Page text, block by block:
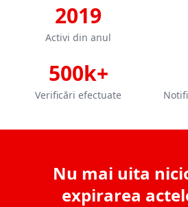
2019
Activi din anul
500k+
Verificări efectuate
Nu mai uita
expirarea